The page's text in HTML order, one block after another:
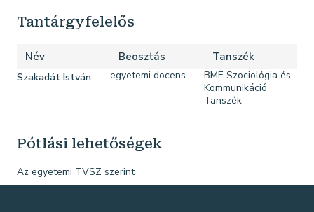
Tantárgyfelelős
Név Beosztás Tanszék
Szakadát István egyetemi docens
BME Szociológia és
Kommunikáció
Tanszék
Pótlási lehetőségek
Az egyetemi TVSZ szerint